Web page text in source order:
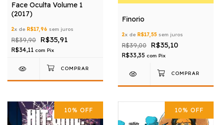
Face Oculta Volume 1
(2017)
2x de R$17,96 sem juros
R$39,90 R$35,91
R$34,11 com Pix
Finorio
2x de R$17,55 sem juros
R$39,00 R$35,10
R$33,35 com Pix
10% OFF 10% OFF